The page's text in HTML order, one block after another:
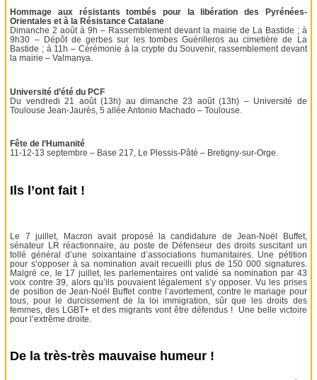
Hommage aux résistants tombés pour la libération des Pyrénées-
Orientales et à la Résistance Catalane
Dimanche 2 août à 9h – Rassemblement devant la mairie de La Bastide ; à
9h30 – Dépôt de gerbes sur les tombes Guérilleros au cimetière de La
Bastide ; à 11h – Cérémonie à la crypte du Souvenir, rassemblement devant
la mairie – Valmanya.
Université d’été du PCF
Du vendredi 21 août (13h) au dimanche 23 août (13h) – Université de
Toulouse Jean-Jaurès, 5 allée Antonio Machado – Toulouse.
Fête de l’Humanité
11-12-13 septembre – Base 217, Le Plessis-Pâté – Bretigny-sur-Orge.
Ils l’ont fait !
Le 7 juillet, Macron avait proposé la candidature de Jean-Noël Buffet,
sénateur LR réactionnaire, au poste de Défenseur des droits suscitant un
tollé général d’une soixantaine d’associations humanitaires. Une pétition
pour s’opposer à sa nomination avait recueilli plus de 150 000 signatures.
Malgré ce, le 17 juillet, les parlementaires ont validé sa nomination par 43
voix contre 39, alors qu’ils pouvaient légalement s’y opposer. Vu les prises
de position de Jean-Noël Buffet contre l’avortement, contre le mariage pour
tous, pour le durcissement de la loi immigration, sûr que les droits des
femmes, des LGBT+ et des migrants vont être défendus ! Une belle victoire
pour l’extrême droite.
De la très-très mauvaise humeur !